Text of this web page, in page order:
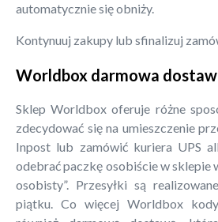
automatycznie się obniży.
Kontynuuj zakupy lub sfinalizuj
Worldbox darmowa
Sklep Worldbox oferuje różne
zdecydować się na umieszczenie
Inpost lub zamówić kuriera UPS
odebrać paczkę osobiście w sklepie
osobisty”. Przesyłki są
piątku. Co więcej Worldbox